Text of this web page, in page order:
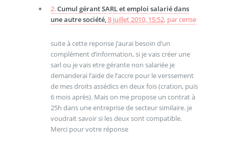
2.Cumul gérant SARL et emploi salarié dans
une autre société, 8 juillet 2010, 15:52, parcerise
suite à cette reponse j’aurai besoin d’un
complément d’information, si je vais créer une
sarl ou je vais etre gérante non salariée je
demanderai l’aide de l’accre pour le verssement
de mes droits assédics en deux fois (cration, puis
6 mois après). Mais on me propose un contrat à
25h dans une entreprise de secteur similaire. je
voudrait savoir si les deux sont compatible.
Merci pour votre réponse